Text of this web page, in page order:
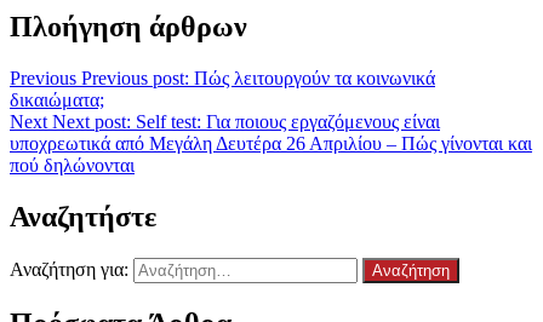
Πλοήγηση άρθρων
Previous Previous post: Πώς λειτουργούν τα κοινωνικά
δικαιώματα;
Next Next post: Self test: Για ποιους εργαζόμενους είναι
υποχρεωτικά από Μεγάλη Δευτέρα 26 Απριλίου – Πώς γίνονται και
πού δηλώνονται
Αναζητήστε
Αναζήτηση για: